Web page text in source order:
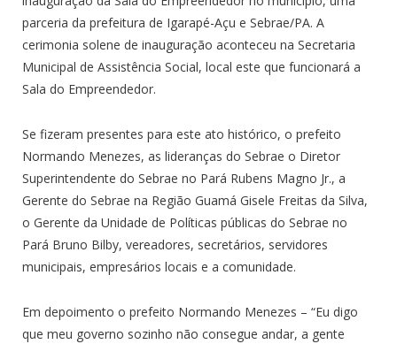
parceria da prefeitura de Igarapé-Açu e Sebrae/PA. A
cerimonia solene de inauguração aconteceu na Secretaria
Municipal de Assistência Social, local este que funcionará a
Sala do Empreendedor.
Se fizeram presentes para este ato histórico, o prefeito
Normando Menezes, as lideranças do Sebrae o Diretor
Superintendente do Sebrae no Pará Rubens Magno Jr., a
Gerente do Sebrae na Região Guamá Gisele Freitas da Silva,
o Gerente da Unidade de Políticas públicas do Sebrae no
Pará Bruno Bilby, vereadores, secretários, servidores
municipais, empresários locais e a comunidade.
Em depoimento o prefeito Normando Menezes – “Eu digo
que meu governo sozinho não consegue andar, a gente